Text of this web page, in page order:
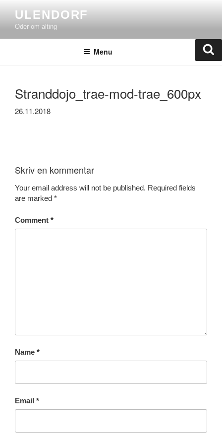
content
ULENDORF
Oder om alting
Menu
Stranddojo_trae-mod-trae_600px
26.11.2018
Skriv en kommentar
Your email address will not be published. Required fields
are marked *
Comment *
Name *
Email *